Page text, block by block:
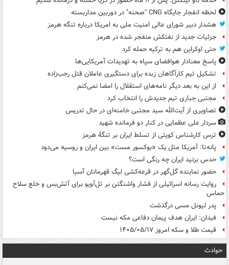
لحظه انفجار جایگاه CNG "صحنه" در دوربین مداربسته
هشدار دبیر شورای عالی امنیت ملی به امریکا درباره تنگه هرمز
جزئیات جدید از نفتکش منفجر شده در هرمز
حتی اوکراین هم به ترکیه حمله کرد
پاسخ معنادار هوافضای سپاه به تهدیدات آمریکایی‌ها
تشکیل تیم کارآگاهان زبده برای دستگیری عاملان قتل رجب‌زاده
از این به بعد دیگر نامه‌های استقلال را امضا نمی‌کنم
مجتبی جباری تیم جدیدش را انتخاب کرد
تصاویری از آیت‌الله سید مجتبی خامنه‌ای در حال تدریس
سردار علی عظمایی در کنار دو فرمانده شهید
ترس کارشناس کویتی از تسلط ایران بر تنگۀ هرمز
پانه‌تا: آمریکا مثل یک «بوکسور مست» بین ایران و روسیه می‌دود
حدس بزنید ایران چه رنگی است؟
حضور نماینده گل‌گهر در قرعه‌کشی لیگ قهرمانان آسیا
روایت رسانه اسرائیلی از فشار واشنگتن بر تل‌آویو برای آتش‌بس و خلع سلاح
حماس
پدر لیونل مسی درگذشت
فیدان: ایران هدف پیمان دفاعی مکه نیست
قیمت طلا و سکه امروز ۱۴۰۵/۰۵/۱۷
حوادث